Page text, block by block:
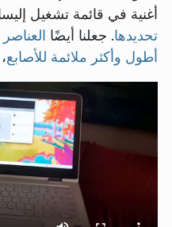
أغنية في قائمة تشغيل
تحديدها. جعلنا أيضًا
أطول وأكثر ملائمة للأصابع